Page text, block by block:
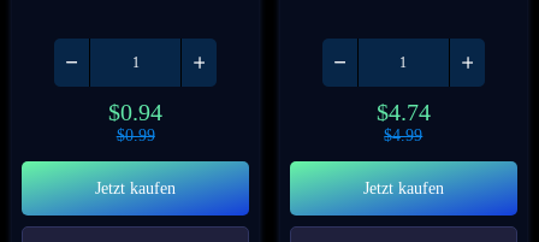
$0.94
$0.99
Jetzt kaufen
$4.74
$4.99
Jetzt kaufen